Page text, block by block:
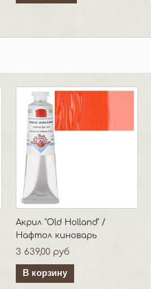
Акрил "Old Holland" /
Нафтол киноварь
3 639,00 руб
В корзину